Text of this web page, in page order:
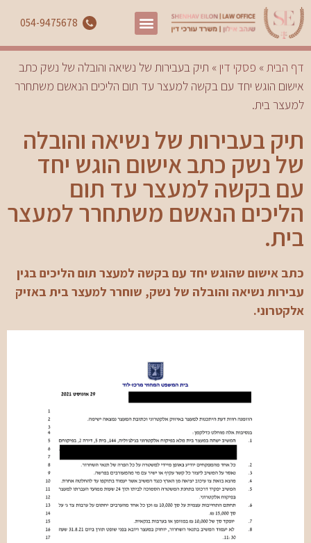
054-9475678
דף הבית» פסקי דין» תיק בעבירות של נשיאה והובלה של נשק כתב
אישום הוגש יחד עם בקשה למעצר עד תום הליכים הנאשם משתחרר
למעצר בית.
תיק בעבירות של נשיאה והובלה
של נשק כתב אישום הוגש יחד
עם בקשה למעצר עד תום
הליכים הנאשם משתחרר למעצר
בית.
כתב אישום שהוגש יחד עם בקשה למעצר תום הליכים בגין
עבירות נשיאה והובלה של נשק, שוחרר למעצר בית באזיק
אלקטרוני.